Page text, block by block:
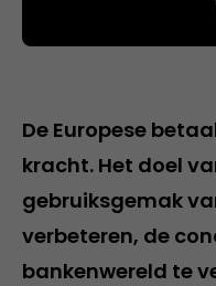
De Europese
kracht. Het doel
gebruiksgemak
verbeteren, de
bankenwereld te